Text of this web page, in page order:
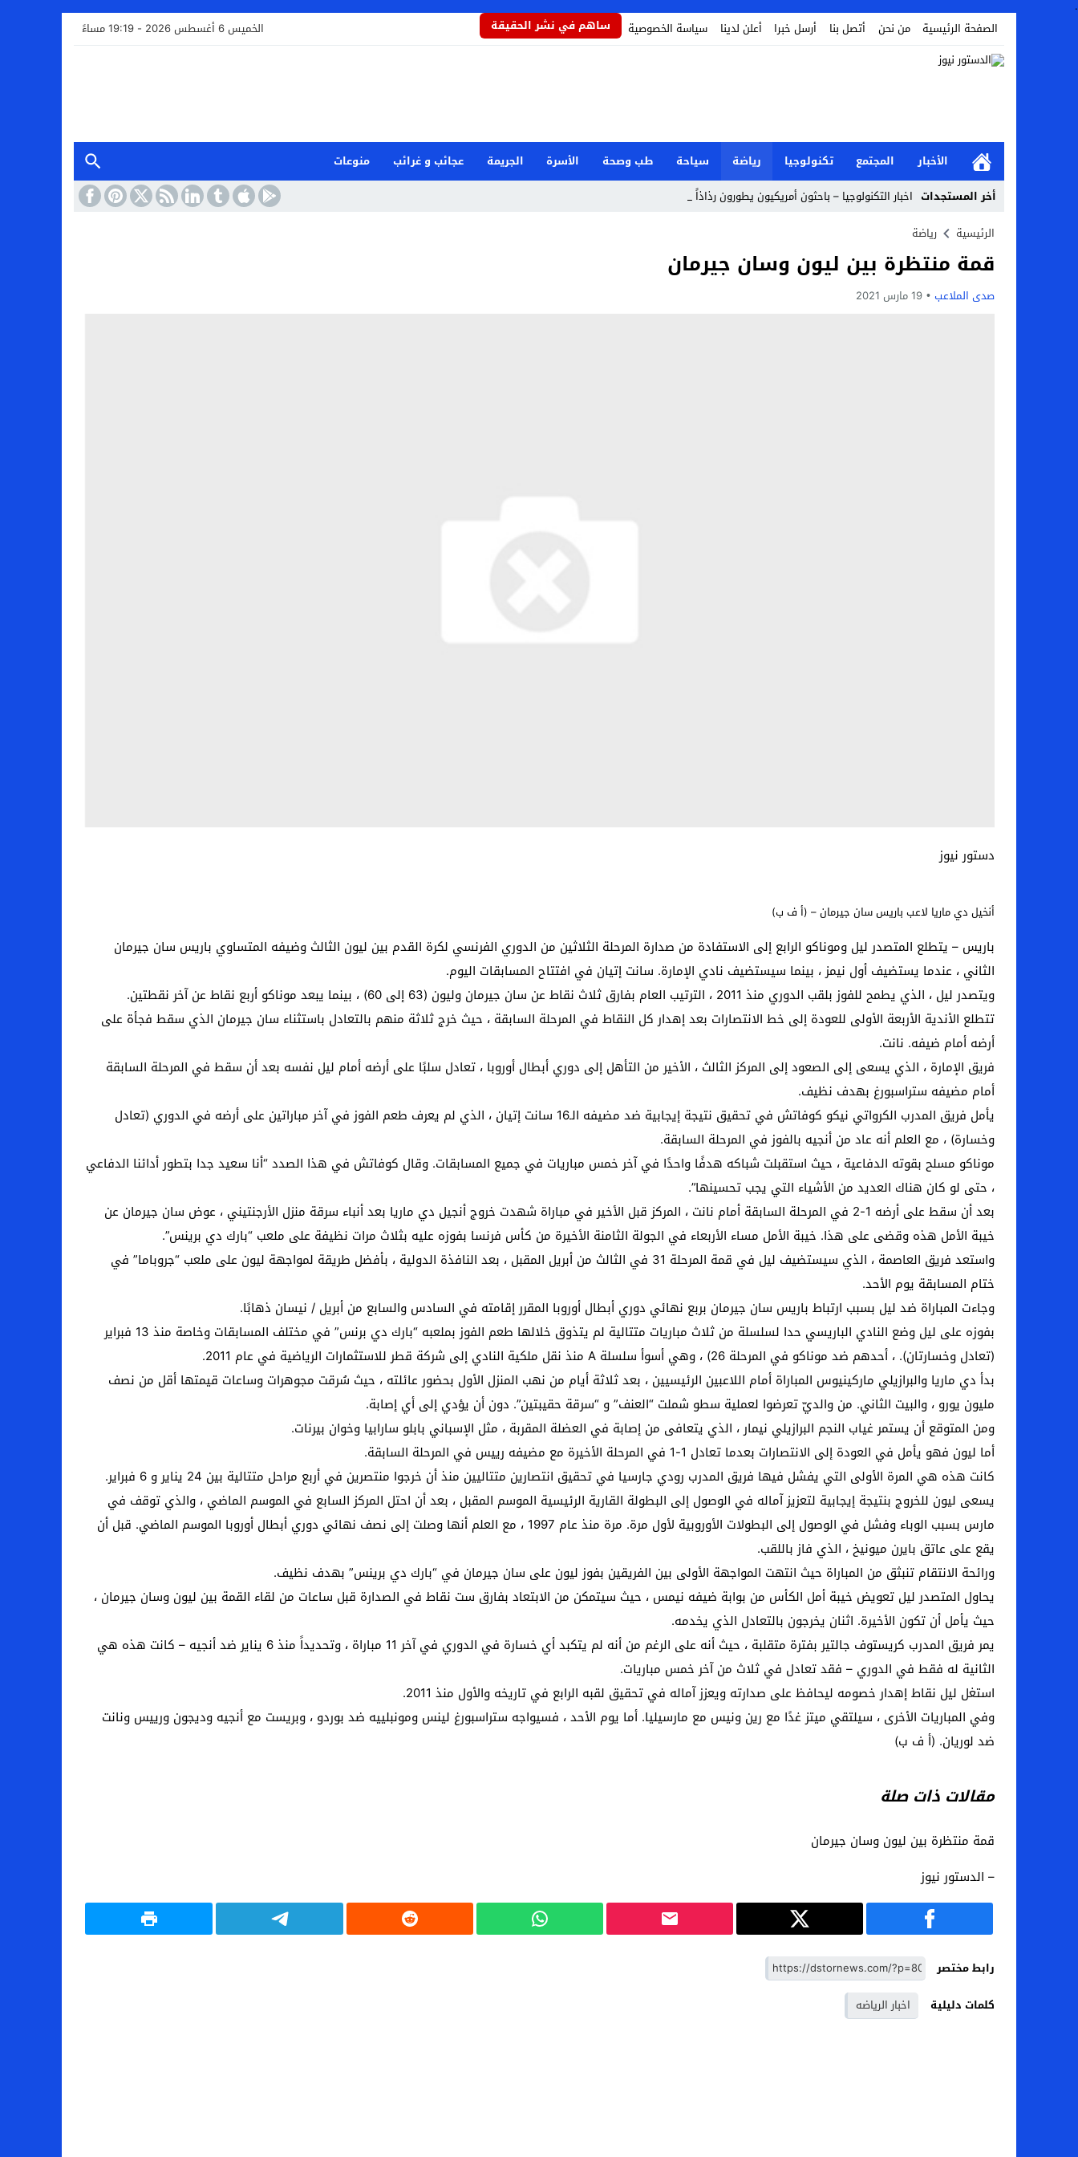
.
الصفحة الرئيسية
من نحن أتصل بنا أرسل خبرا أعلن لدينا سياسة الخصوصية ساهم في نشر الحقيقة الخميس 6 أغسطس 2026 - 19:19 مساءً
الأخبار المجتمع تكنولوجيا رياضة سياحة طب وصحة الأسرة الجريمة عجائب و غرائب
منوعات
أخر المستجدات اخبار التكنولوجيا – باحثون أمريكيون يطورون رذاذاً يحمي ال _
Previous
Next
الرئيسية رياضة
قمة منتظرة بين ليون وسان جيرمان
صدى الملاعب 19 مارس 2021
دستور نيوز
أنخيل دي ماريا لاعب باريس سان جيرمان – (أ ف ب)
باريس – يتطلع المتصدر ليل وموناكو الرابع إلى الاستفادة من صدارة المرحلة الثلاثين من الدوري الفرنسي لكرة القدم بين ليون الثالث وضيفه المتساوي باريس سان جيرمان
الثاني ، عندما يستضيف أول نيمز ، بينما سيستضيف نادي الإمارة. سانت إتيان في افتتاح المسابقات اليوم.
ويتصدر ليل ، الذي يطمح للفوز بلقب الدوري منذ 2011 ، الترتيب العام بفارق ثلاث نقاط عن سان جيرمان وليون (63 إلى 60) ، بينما يبعد موناكو أربع نقاط عن آخر نقطتين.
تتطلع الأندية الأربعة الأولى للعودة إلى خط الانتصارات بعد إهدار كل النقاط في المرحلة السابقة ، حيث خرج ثلاثة منهم بالتعادل باستثناء سان جيرمان الذي سقط فجأة على
أرضه أمام ضيفه. نانت.
فريق الإمارة ، الذي يسعى إلى الصعود إلى المركز الثالث ، الأخير من التأهل إلى دوري أبطال أوروبا ، تعادل سلبًا على أرضه أمام ليل نفسه بعد أن سقط في المرحلة السابقة
أمام مضيفه ستراسبورغ بهدف نظيف.
يأمل فريق المدرب الكرواتي نيكو كوفاتش في تحقيق نتيجة إيجابية ضد مضيفه الـ16 سانت إتيان ، الذي لم يعرف طعم الفوز في آخر مباراتين على أرضه في الدوري (تعادل
وخسارة) ، مع العلم أنه عاد من أنجيه بالفوز في المرحلة السابقة.
موناكو مسلح بقوته الدفاعية ، حيث استقبلت شباكه هدفًا واحدًا في آخر خمس مباريات في جميع المسابقات. وقال كوفاتش في هذا الصدد “أنا سعيد جدا بتطور أدائنا الدفاعي
، حتى لو كان هناك العديد من الأشياء التي يجب تحسينها”.
بعد أن سقط على أرضه 1-2 في المرحلة السابقة أمام نانت ، المركز قبل الأخير في مباراة شهدت خروج أنجيل دي ماريا بعد أنباء سرقة منزل الأرجنتيني ، عوض سان جيرمان عن
خيبة الأمل هذه وقضى على هذا. خيبة الأمل مساء الأربعاء في الجولة الثامنة الأخيرة من كأس فرنسا بفوزه عليه بثلاث مرات نظيفة على ملعب “بارك دي برينس”.
واستعد فريق العاصمة ، الذي سيستضيف ليل في قمة المرحلة 31 في الثالث من أبريل المقبل ، بعد النافذة الدولية ، بأفضل طريقة لمواجهة ليون على ملعب “جروباما” في
ختام المسابقة يوم الأحد.
وجاءت المباراة ضد ليل بسبب ارتباط باريس سان جيرمان بربع نهائي دوري أبطال أوروبا المقرر إقامته في السادس والسابع من أبريل / نيسان ذهابًا.
بفوزه على ليل وضع النادي الباريسي حدا لسلسلة من ثلاث مباريات متتالية لم يتذوق خلالها طعم الفوز بملعبه “بارك دي برنس” في مختلف المسابقات وخاصة منذ 13 فبراير
(تعادل وخسارتان). ، أحدهم ضد موناكو في المرحلة 26) ، وهي أسوأ سلسلة A منذ نقل ملكية النادي إلى شركة قطر للاستثمارات الرياضية في عام 2011.
بدأ دي ماريا والبرازيلي ماركينيوس المباراة أمام اللاعبين الرئيسيين ، بعد ثلاثة أيام من نهب المنزل الأول بحضور عائلته ، حيث سُرقت مجوهرات وساعات قيمتها أقل من نصف
مليون يورو ، والبيت الثاني. من والديّ تعرضوا لعملية سطو شملت “العنف” و “سرقة حقيبتين”. دون أن يؤدي إلى أي إصابة.
ومن المتوقع أن يستمر غياب النجم البرازيلي نيمار ، الذي يتعافى من إصابة في العضلة المقربة ، مثل الإسباني بابلو سارابيا وخوان بيرنات.
أما ليون فهو يأمل في العودة إلى الانتصارات بعدما تعادل 1-1 في المرحلة الأخيرة مع مضيفه رييس في المرحلة السابقة.
كانت هذه هي المرة الأولى التي يفشل فيها فريق المدرب رودي جارسيا في تحقيق انتصارين متتاليين منذ أن خرجوا منتصرين في أربع مراحل متتالية بين 24 يناير و 6 فبراير.
يسعى ليون للخروج بنتيجة إيجابية لتعزيز آماله في الوصول إلى البطولة القارية الرئيسية الموسم المقبل ، بعد أن احتل المركز السابع في الموسم الماضي ، والذي توقف في
مارس بسبب الوباء وفشل في الوصول إلى البطولات الأوروبية لأول مرة. مرة منذ عام 1997 ، مع العلم أنها وصلت إلى نصف نهائي دوري أبطال أوروبا الموسم الماضي. قبل أن
يقع على عاتق بايرن ميونيخ ، الذي فاز باللقب.
ورائحة الانتقام تنبثق من المباراة حيث انتهت المواجهة الأولى بين الفريقين بفوز ليون على سان جيرمان في “بارك دي برينس” بهدف نظيف.
يحاول المتصدر ليل تعويض خيبة أمل الكأس من بوابة ضيفه نيمس ، حيث سيتمكن من الابتعاد بفارق ست نقاط في الصدارة قبل ساعات من لقاء القمة بين ليون وسان جيرمان ،
حيث يأمل أن تكون الأخيرة. اثنان يخرجون بالتعادل الذي يخدمه.
يمر فريق المدرب كريستوف جالتير بفترة متقلبة ، حيث أنه على الرغم من أنه لم يتكبد أي خسارة في الدوري في آخر 11 مباراة ، وتحديداً منذ 6 يناير ضد أنجيه – كانت هذه هي
الثانية له فقط في الدوري – فقد تعادل في ثلاث من آخر خمس مباريات.
استغل ليل نقاط إهدار خصومه ليحافظ على صدارته ويعزز آماله في تحقيق لقبه الرابع في تاريخه والأول منذ 2011.
وفي المباريات الأخرى ، سيلتقي ميتز غدًا مع رين ونيس مع مارسيليا. أما يوم الأحد ، فسيواجه ستراسبورغ لينس ومونبلييه ضد بوردو ، وبريست مع أنجيه وديجون ورييس ونانت
ضد لوريان. (أ ف ب)
مقالات ذات صلة
قمة منتظرة بين ليون وسان جيرمان
– الدستور نيوز
رابط مختصر
كلمات دليلية
اخبار الرياضه